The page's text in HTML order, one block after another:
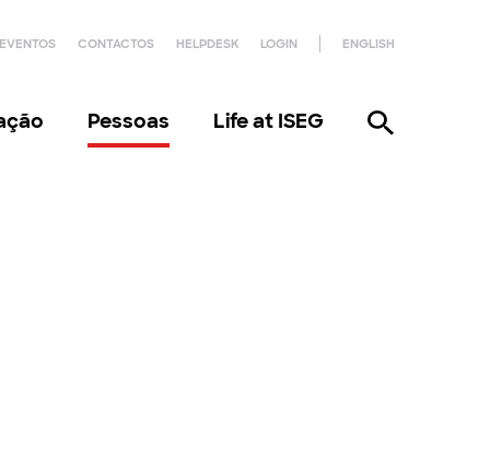
EVENTOS CONTACTOS HELPDESK LOGIN ENGLISH
Pessoas Life at ISEG